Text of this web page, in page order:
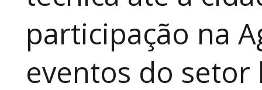
participação na
eventos do